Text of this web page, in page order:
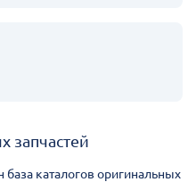
запчастей
база каталогов оригинальных